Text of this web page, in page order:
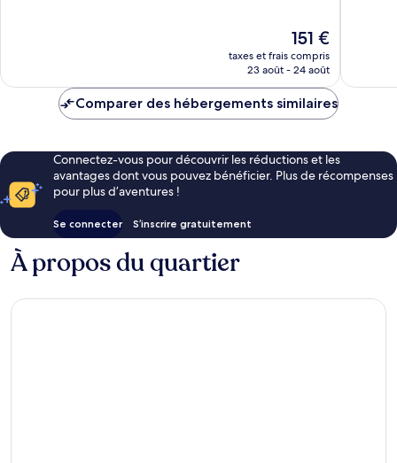
Le
nouveau
prix
de
151 €
taxes et frais compris
23 août - 24 août
Comparer des hébergements similaires
Connectez-vous pour découvrir les réductions et les
avantages dont vous pouvez bénéficier. Plus de récompenses
pour plus d’aventures !
Se connecter S’inscrire gratuitement
À propos du quartier